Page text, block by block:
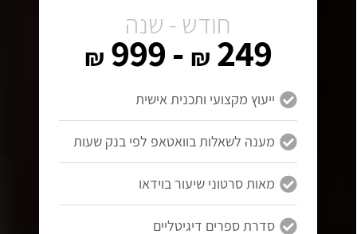
חודש - שנה
249
₪
- 999
₪
ייעוץ מקצועי ותכנית אישית
מענה לשאלות בוואטאפ לפי בנק שעות
מאות סרטוני שיעור בוידאו
סדרת ספרים דיגיטליים